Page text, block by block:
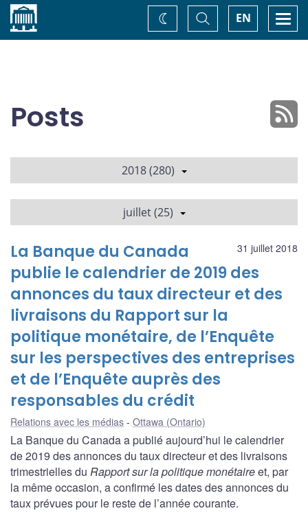
Accueil EN
Basculer
la
recherche
Changez
de
Posts
2018 (280)
juillet (25)
31 juillet 2018
La Banque du Canada
publie le calendrier de 2019 des
annonces du taux directeur et des
livraisons du Rapport sur la
politique monétaire, de l’Enquête
sur les perspectives des entreprises
et de l’Enquête auprès des
responsables du crédit
Relations avec les médias Ottawa (Ontario)
La Banque du Canada a publié aujourd’hui le calendrier
de 2019 des annonces du taux directeur et des livraisons
trimestrielles du Rapport sur la politique monétaireet, par
la même occasion, a confirmé les dates des annonces du
taux prévues pour le reste de l’année courante.